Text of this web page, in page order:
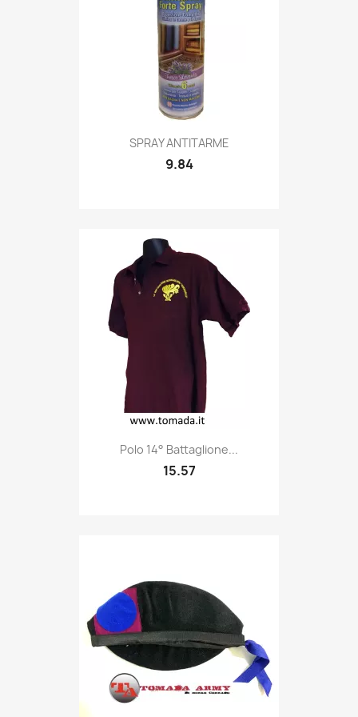
Quick view
SPRAY ANTITARME
9.84
Quick view
Polo 14° Battaglione...
15.57